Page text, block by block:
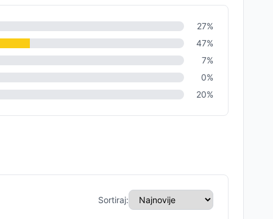
27%
47%
7%
0%
20%
Sortiraj: